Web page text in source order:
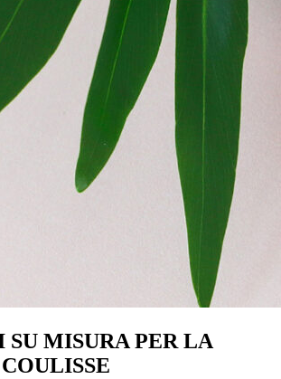
SU MISURA PER LA